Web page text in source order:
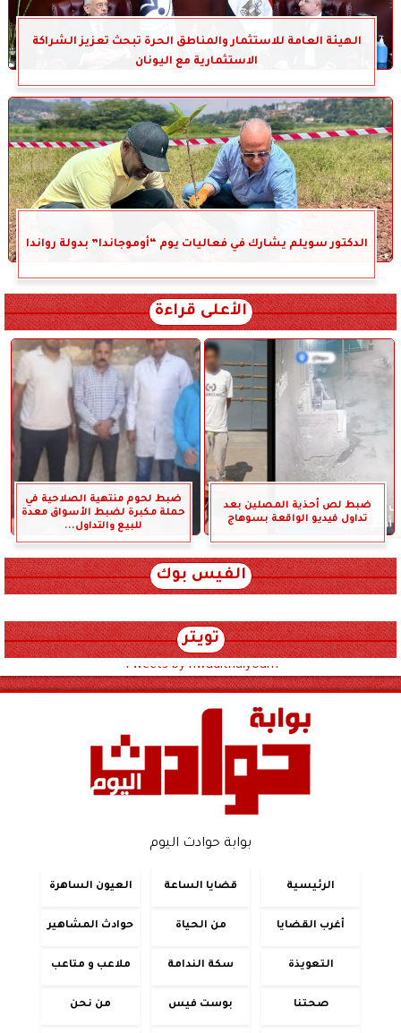
الهيئة العامة للاستثمار والمناطق الحرة تبحث تعزيز الشراكة
الاستثمارية مع اليونان
الدكتور سويلم يشارك في فعاليات يوم “أوموجاندا” بدولة رواندا
الأعلى قراءة
ضبط لص أحذية المصلين بعد
تداول فيديو الواقعة بسوهاج
ضبط لحوم منتهية الصلاحية في
حملة مكبرة لضبط الأسواق معدة
للبيع والتداول...
الفيس بوك
تويتر
Tweets by hwadithalyoum
بوابة حوادث اليوم
الرئيسية قضايا الساعة العيون الساهرة
أغرب القضايا من الحياة حوادث المشاهير
التعويذة سكة الندامة ملاعب و متاعب
صحتنا بوست فيس من نحن